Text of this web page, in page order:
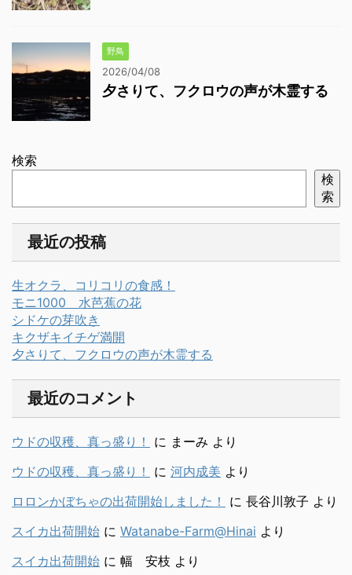
野鳥
2026/04/08
夕さりて、フクロウの声が木霊する
検索
検
索
最近の投稿
生オクラ、コリコリの食感！
モニ1000 水芭蕉の花
シドケの芽吹き
キクザキイチゲ満開
夕さりて、フクロウの声が木霊する
最近のコメント
ウドの収穫、真っ盛り！ に まーみ より
ウドの収穫、真っ盛り！
に 河内成美 より
ロロンかぼちゃの出荷開始しました！
に 長谷川敦子 より
スイカ出荷開始 に Watanabe-Farm@Hinai より
スイカ出荷開始 に 幅 安枝 より